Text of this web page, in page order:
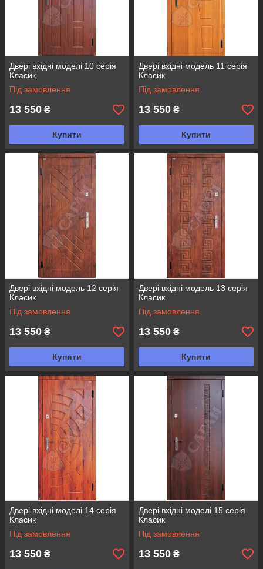
Двері вхідні моделі 10 серія
Класик
Під замовлення
13 550 ₴
Купити
Двері вхідні модель 11 серія
Класик
Під замовлення
13 550 ₴
Купити
Двері вхідні модель 12 серія
Класик
Під замовлення
13 550 ₴
Купити
Двері вхідні модель 13 серія
Класик
Під замовлення
13 550 ₴
Купити
Двері вхідні моделі 14 серія
Класик
Під замовлення
13 550 ₴
Двері вхідні моделі 15 серія
Класик
Під замовлення
13 550 ₴